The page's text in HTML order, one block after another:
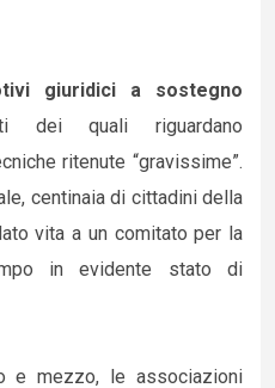
giuridici a sostegno
dei quali riguardano
ritenute “gravissime”.
centinaia di cittadini della
vita a un comitato per la
in evidente stato di
e mezzo, le associazioni